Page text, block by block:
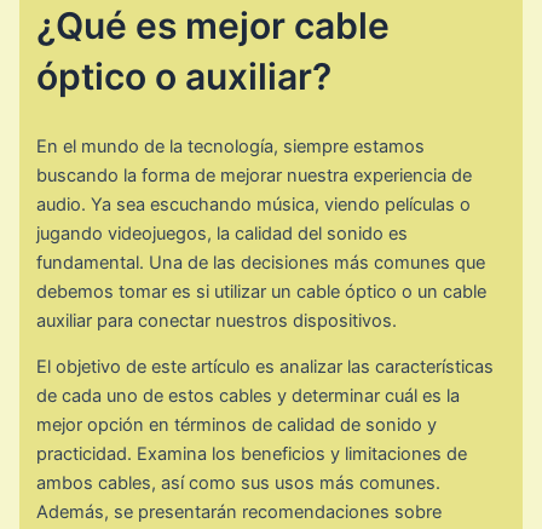
¿Qué es mejor cable
óptico o auxiliar?
En el mundo de la tecnología, siempre estamos
buscando la forma de mejorar nuestra experiencia de
audio. Ya sea escuchando música, viendo películas o
jugando videojuegos, la calidad del sonido es
fundamental. Una de las decisiones más comunes que
debemos tomar es si utilizar un cable óptico o un cable
auxiliar para conectar nuestros dispositivos.
El objetivo de este artículo es analizar las características
de cada uno de estos cables y determinar cuál es la
mejor opción en términos de calidad de sonido y
practicidad. Examina los beneficios y limitaciones de
ambos cables, así como sus usos más comunes.
Además, se presentarán recomendaciones sobre